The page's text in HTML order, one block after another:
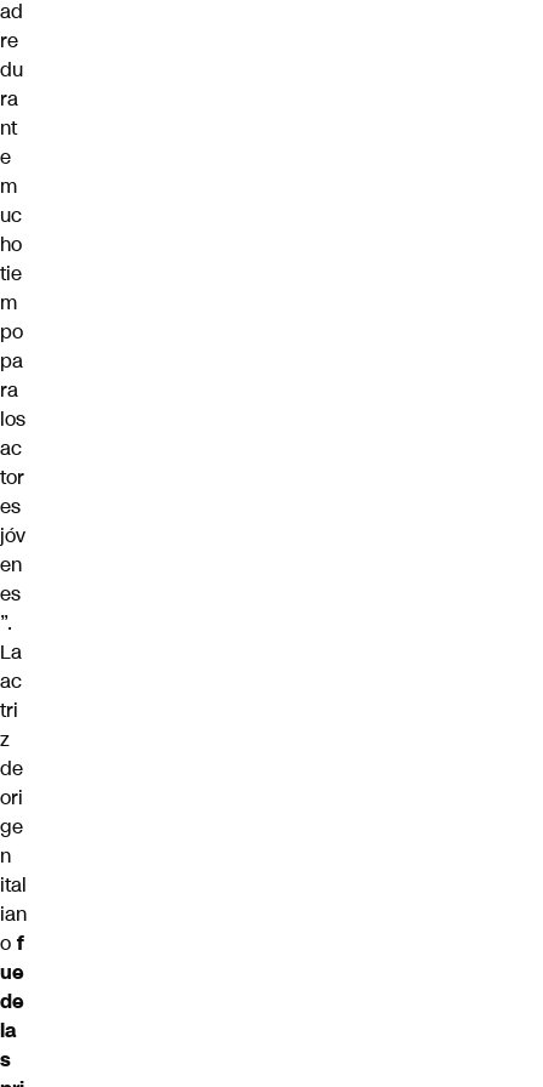
ad
re
du
ra
nt
e
m
uc
ho
tie
m
po
pa
ra
los
ac
tor
es
jóv
en
es
”.
La
ac
tri
z
de
ori
ge
n
ital
ian
o f
ue
de
la
s